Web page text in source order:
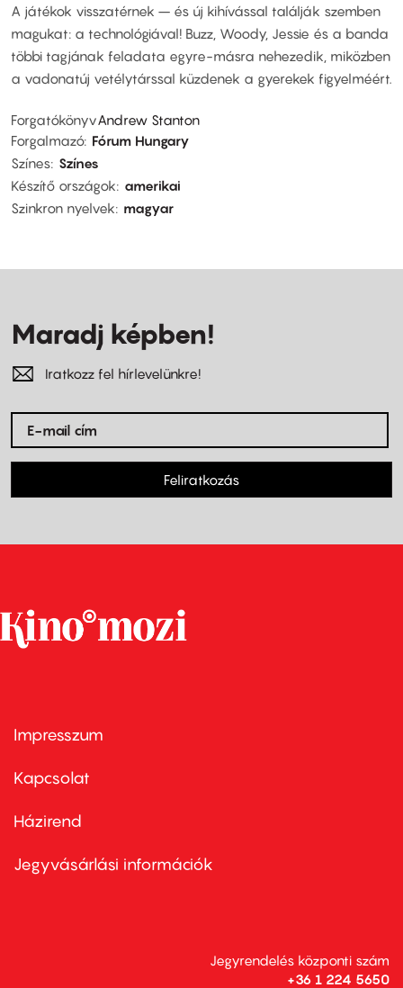
A játékok visszatérnek – és új kihívással találják szemben
magukat: a technológiával! Buzz, Woody, Jessie és a banda
többi tagjának feladata egyre-másra nehezedik, miközben
a vadonatúj vetélytárssal küzdenek a gyerekek figyelméért.
ForgatókönyvAndrew Stanton
Forgalmazó Fórum Hungary
Színes Színes
Készítő országok
amerikai
Szinkron nyelvek
magyar
Maradj képben!
Iratkozz fel hírlevelünkre!
Feliratkozás
Footer
first
Impresszum
Kapcsolat
Footer
second
Házirend
Jegyvásárlási információk
Jegyrendelés központi szám
+36 1 224 5650